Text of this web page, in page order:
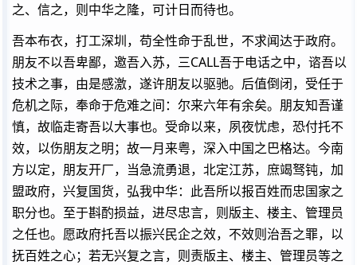
之、信之，则中华之隆，可计日而待也。
吾本布衣，打工深圳，苟全性命于乱世，不求闻达于政府。
朋友不以吾卑鄙，邀吾入苏，三CALL吾于电话之中，谘吾以
技术之事，由是感激，遂许朋友以驱驰。后值倒闭，受任于
危机之际，奉命于危难之间：尔来六年有余矣。朋友知吾谨
慎，故临走寄吾以大事也。受命以来，夙夜忧虑，恐付托不
效，以伤朋友之明；故一月来粤，深入中国之巴格达。今南
方以定，朋友开厂，当急流勇退，北定江苏，庶竭驽钝，加
盟政府，兴复国货，弘我中华：此吾所以报百姓而忠国家之
职分也。至于斟酌损益，进尽忠言，则版主、楼主、管理员
之任也。愿政府托吾以振兴民企之效，不效则治吾之罪，以
抚百姓之心；若无兴复之言，则责版主、楼主、管理员等之